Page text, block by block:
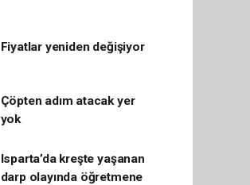
Fiyatlar yeniden değişiyor
Çöpten adım atacak yer
yok
Isparta’da kreşte yaşanan
darp olayında öğretmene